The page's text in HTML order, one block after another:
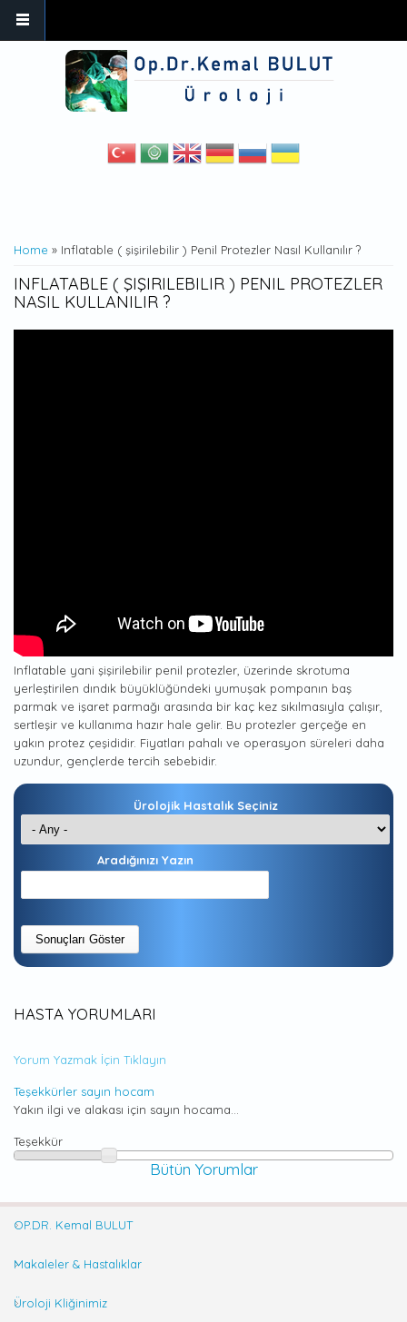
Skip to main content
YOU ARE HERE
Home » Inflatable ( şişirilebilir ) Penil Protezler Nasıl Kullanılır ?
INFLATABLE ( ŞIŞIRILEBILIR ) PENIL PROTEZLER
NASIL KULLANILIR ?
Inflatable yani şişirilebilir penil protezler, üzerinde skrotuma
yerleştirilen dındık büyüklüğündeki yumuşak pompanın baş
parmak ve işaret parmağı arasında bir kaç kez sıkılmasıyla çalışır,
sertleşir ve kullanıma hazır hale gelir. Bu protezler gerçeğe en
yakın protez çeşididir. Fiyatları pahalı ve operasyon süreleri daha
uzundur, gençlerde tercih sebebidir.
Ürolojik Hastalık Seçiniz
Aradığınızı Yazın
HASTA YORUMLARI
Yorum Yazmak İçin Tıklayın
Teşekkürler sayın hocam
Yakın ilgi ve alakası için sayın hocama...
Teşekkür
Bütün Yorumlar
OP.DR. Kemal BULUT
Makaleler & Hastalıklar
Üroloji Kliğinimiz